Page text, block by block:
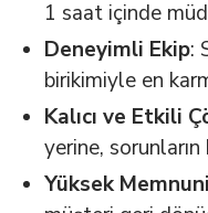
1 saat içinde
Deneyimli Ekip:
birikimiyle en
Kalıcı ve Etkili
yerine,
Yüksek